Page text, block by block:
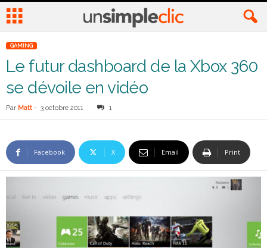
GAMING
Le futur dashboard de la Xbox 360
se dévoile en vidéo
Par Matt - 3 octobre 2011 1
Facebook X Email Print